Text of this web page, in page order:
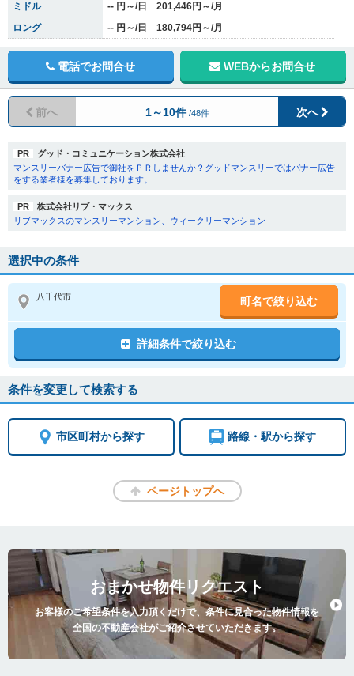
ミドル
-- 円～/日 201,446円～/月
ロング
-- 円～/日 180,794円～/月
電話でお問合せ WEBからお問合せ
前へ 次へ
1～10件 /48件
PR
グッド・コミュニケーション株式会社
マンスリーバナー広告で御社をＰＲしませんか？グッドマンスリーではバナー広告
をする業者様を募集しております。
PR
株式会社リブ・マックス
リブマックスのマンスリーマンション、ウィークリーマンション
選択中の条件
八千代市 町名で絞り込む
詳細条件で絞り込む
条件を変更して検索する
市区町村から探す 路線・駅から探す
ページトップへ
おまかせ物件リクエスト
お客様のご希望条件を入力頂くだけで、条件に見合った物件情報を
全国の不動産会社がご紹介させていただきます。